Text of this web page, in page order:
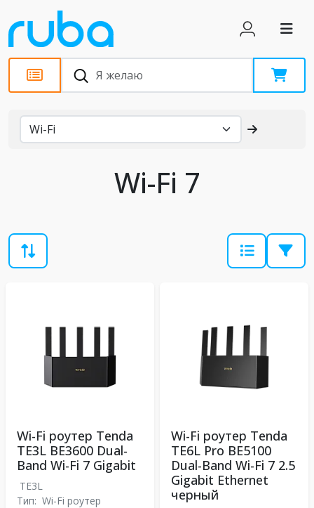
Каталог
Wi-Fi 7
Wi-Fi роутер Tenda
TE3L BE3600 Dual-
Band Wi-Fi 7 Gigabit
TE3L
Тип: Wi-Fi роутер
Wi-Fi роутер Tenda
TE6L Pro BE5100
Dual-Band Wi-Fi 7 2.5
Gigabit Ethernet
черный